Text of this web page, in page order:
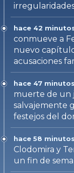
hace 42
conmueve a
nuevo
acusaciones
hace 47 minutos
muerte de un
salvajemente
festejos del
hace 58 minutos
Clodomira y
un fin de